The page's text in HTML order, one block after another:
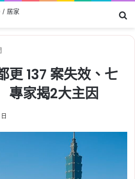
更 137 案失效、七
家揭2大主因